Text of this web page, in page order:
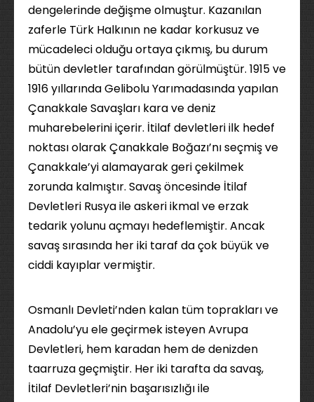
dengelerinde değişme olmuştur. Kazanılan
zaferle Türk Halkının ne kadar korkusuz ve
mücadeleci olduğu ortaya çıkmış, bu durum
bütün devletler tarafından görülmüştür. 1915 ve
1916 yıllarında Gelibolu Yarımadasında yapılan
Çanakkale Savaşları kara ve deniz
muharebelerini içerir. İtilaf devletleri ilk hedef
noktası olarak Çanakkale Boğazı’nı seçmiş ve
Çanakkale’yi alamayarak geri çekilmek
zorunda kalmıştır. Savaş öncesinde İtilaf
Devletleri Rusya ile askeri ikmal ve erzak
tedarik yolunu açmayı hedeflemiştir. Ancak
savaş sırasında her iki taraf da çok büyük ve
ciddi kayıplar vermiştir.
Osmanlı Devleti’nden kalan tüm toprakları ve
Anadolu’yu ele geçirmek isteyen Avrupa
Devletleri, hem karadan hem de denizden
taarruza geçmiştir. Her iki tarafta da savaş,
İtilaf Devletleri’nin başarısızlığı ile